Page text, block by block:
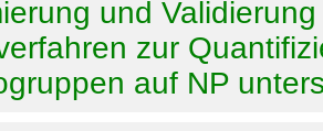
und
zur
auf NP